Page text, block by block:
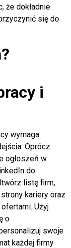
że dokładnie
się do
i
wymaga
Oprócz
ogłoszeń w
do
listę firm,
kariery oraz
Użyj
o
swoje
każdej firmy